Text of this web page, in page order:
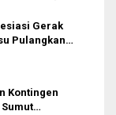
Gerak
Pulangkan
Kontingen